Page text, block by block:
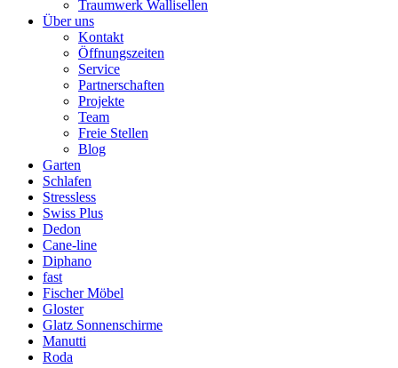
Traumwerk Wallisellen
Über uns
Kontakt
Öffnungszeiten
Service
Partnerschaften
Projekte
Team
Freie Stellen
Blog
Garten
Schlafen
Stressless
Swiss Plus
Dedon
Cane-line
Diphano
fast
Fischer Möbel
Gloster
Glatz Sonnenschirme
Manutti
Roda